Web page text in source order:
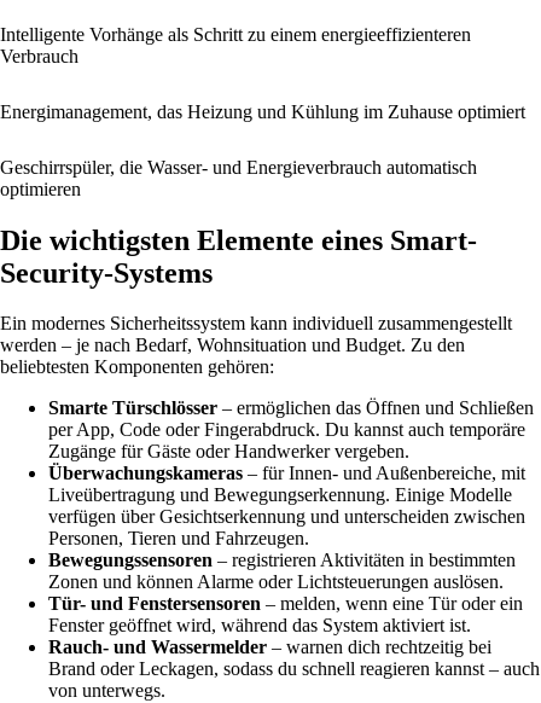
Intelligente Vorhänge als Schritt zu einem energieeffizienteren
Verbrauch
Energi­management, das Heizung und Kühlung im Zuhause optimiert
Geschirrspüler, die Wasser- und Energieverbrauch automatisch
optimieren
Die wichtigsten Elemente eines Smart-
Security-Systems
Ein modernes Sicherheitssystem kann individuell zusammengestellt
werden – je nach Bedarf, Wohnsituation und Budget. Zu den
beliebtesten Komponenten gehören:
Smarte Türschlösser – ermöglichen das Öffnen und Schließen
per App, Code oder Fingerabdruck. Du kannst auch temporäre
Zugänge für Gäste oder Handwerker vergeben.
Überwachungskameras – für Innen- und Außenbereiche, mit
Liveübertragung und Bewegungserkennung. Einige Modelle
verfügen über Gesichtserkennung und unterscheiden zwischen
Personen, Tieren und Fahrzeugen.
Bewegungssensoren – registrieren Aktivitäten in bestimmten
Zonen und können Alarme oder Lichtsteuerungen auslösen.
Tür- und Fenstersensoren – melden, wenn eine Tür oder ein
Fenster geöffnet wird, während das System aktiviert ist.
Rauch- und Wassermelder – warnen dich rechtzeitig bei
Brand oder Leckagen, sodass du schnell reagieren kannst – auch
von unterwegs.